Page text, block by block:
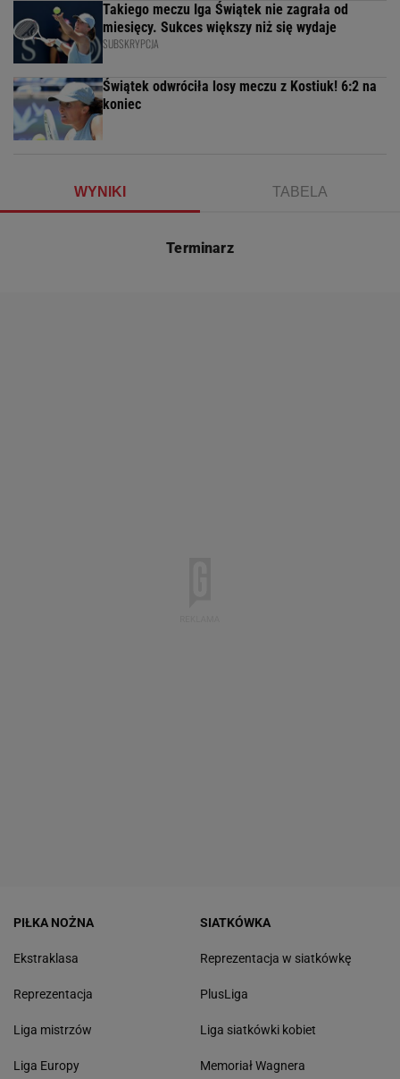
Takiego meczu Iga Świątek nie zagrała od
miesięcy. Sukces większy niż się wydaje
SUBSKRYPCJA
Świątek odwróciła losy meczu z Kostiuk! 6:2 na
koniec
WYNIKI TABELA
Terminarz
PIŁKA NOŻNA
Ekstraklasa
Reprezentacja
Liga mistrzów
Liga Europy
SIATKÓWKA
Reprezentacja w siatkówkę
PlusLiga
Liga siatkówki kobiet
Memoriał Wagnera